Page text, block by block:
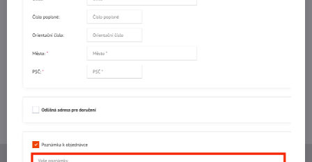
FacebookTwitterBlueskyPinterestReddit
Potřebujete poradit s objednávkou?